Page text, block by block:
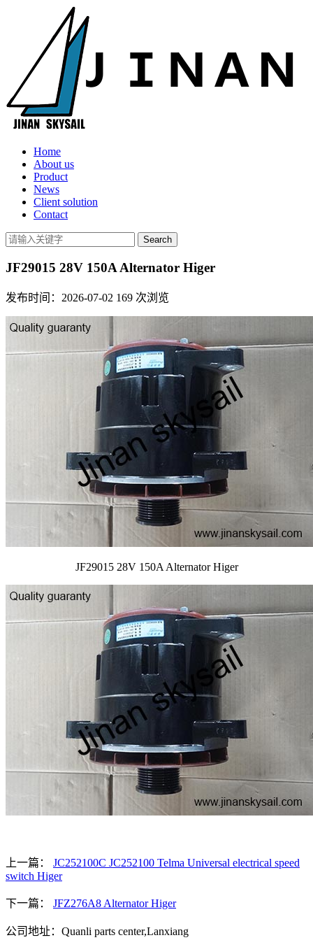
Home
About us
Product
News
Client solution
Contact
JF29015 28V 150A Alternator Higer
发布时间：2026-07-02 169 次浏览
JF29015 28V 150A Alternator Higer
上一篇： JC252100C JC252100 Telma Universal electrical speed
switch Higer
下一篇： JFZ276A8 Alternator Higer
公司地址：Quanli parts center,Lanxiang